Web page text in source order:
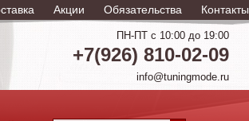
ПН-ПТ с 10:00 до 19:00
+7(926) 810-02-09
info@tuningmode.ru
Акции Обязательства Контакты